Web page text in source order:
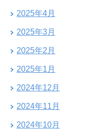
2025年4月
2025年3月
2025年2月
2025年1月
2024年12月
2024年11月
2024年10月